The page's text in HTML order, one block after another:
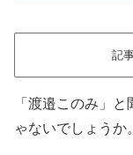
記
「渡邉このみ」
ゃないでしょうか。